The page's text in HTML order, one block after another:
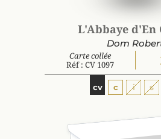
L'Abbaye d'En
Dom
Carte collée
Réf : CV 1097
cv c i s